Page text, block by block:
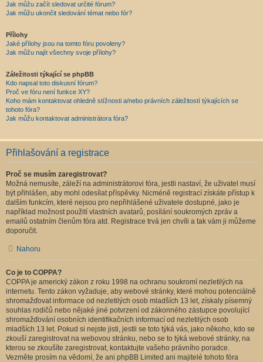
Jak můžu začít sledovat určité fórum?
Jak můžu ukončit sledování témat nebo fór?
Přílohy
Jaké přílohy jsou na tomto fóru povoleny?
Jak můžu najít všechny svoje přílohy?
Záležitosti týkající se phpBB
Kdo napsal toto diskusní fórum?
Proč ve fóru není funkce XY?
Koho mám kontaktovat ohledně stížnosti a/nebo právních záležitostí týkajících se
tohoto fóra?
Jak můžu kontaktovat administrátora fóra?
Přihlašování a registrace
Proč se musím zaregistrovat?
Možná nemusíte, záleží na administrátorovi fóra, jestli nastaví, že uživatel musí
být přihlášen, aby mohl odesílat příspěvky. Nicméně registrací získáte přístup k
dalším funkcím, které nejsou pro nepřihlášené uživatele dostupné, jako je
například možnost použití vlastních avatarů, posílání soukromých zpráv a
emailů ostatním členům fóra atd. Registrace trvá jen chvíli a tak vám ji můžeme
doporučit.
Nahoru
Co je to COPPA?
COPPA je americký zákon z roku 1998 na ochranu soukromí nezletilých na
internetu. Tento zákon vyžaduje, aby webové stránky, které mohou potenciálně
shromažďovat informace od nezletilých osob mladších 13 let, získaly písemný
souhlas rodičů nebo nějaké jiné potvrzení od zákonného zástupce povolující
shromažďování osobních identifikačních informací od nezletilých osob
mladších 13 let. Pokud si nejste jisti, jestli se toto týká vás, jako někoho, kdo se
zkouší zaregistrovat na webovou stránku, nebo se to týká webové stránky, na
kterou se zkoušíte zaregistrovat, kontaktujte vašeho právního poradce.
Vezměte prosím na vědomí, že ani phpBB Limited ani majitelé tohoto fóra